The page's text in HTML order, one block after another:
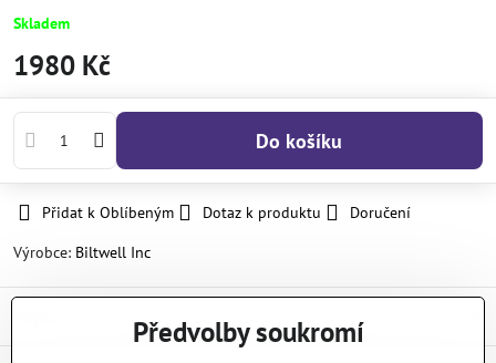
Skladem
1980 Kč
Do košíku
Přidat k Oblíbeným Dotaz k produktu
Doručení
Výrobce: Biltwell Inc
Předvolby soukromí